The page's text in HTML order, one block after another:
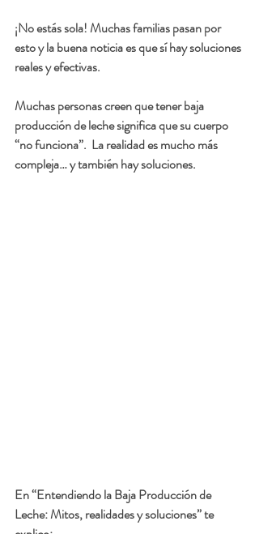
¡No estás sola! Muchas familias pasan por
esto y la buena noticia es que sí hay soluciones
reales y efectivas.
Muchas personas creen que tener baja
producción de leche significa que su cuerpo
“no funciona”.  La realidad es mucho más
compleja… y también hay soluciones.
En “Entendiendo la Baja Producción de
Leche: Mitos, realidades y soluciones” te